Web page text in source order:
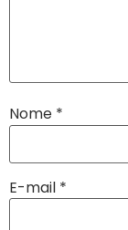
Nome *
E-mail *